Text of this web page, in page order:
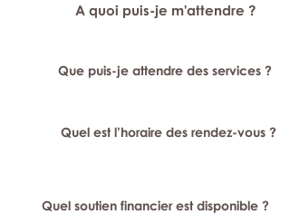
A quoi puis-je m'attendre ?
Que puis-je attendre des services ?
Quel est l’horaire des rendez-vous ?
Quel soutien financier est disponible ?